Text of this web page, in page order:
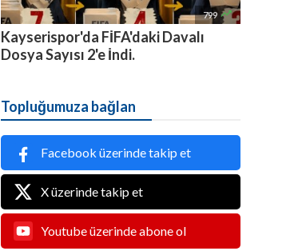
799 
Kayserispor'da FİFA'daki Davalı
Dosya Sayısı 2'e İndi.
Topluğumuza bağlan
Facebook üzerinde takip et
X üzerinde takip et
Youtube üzerinde abone ol